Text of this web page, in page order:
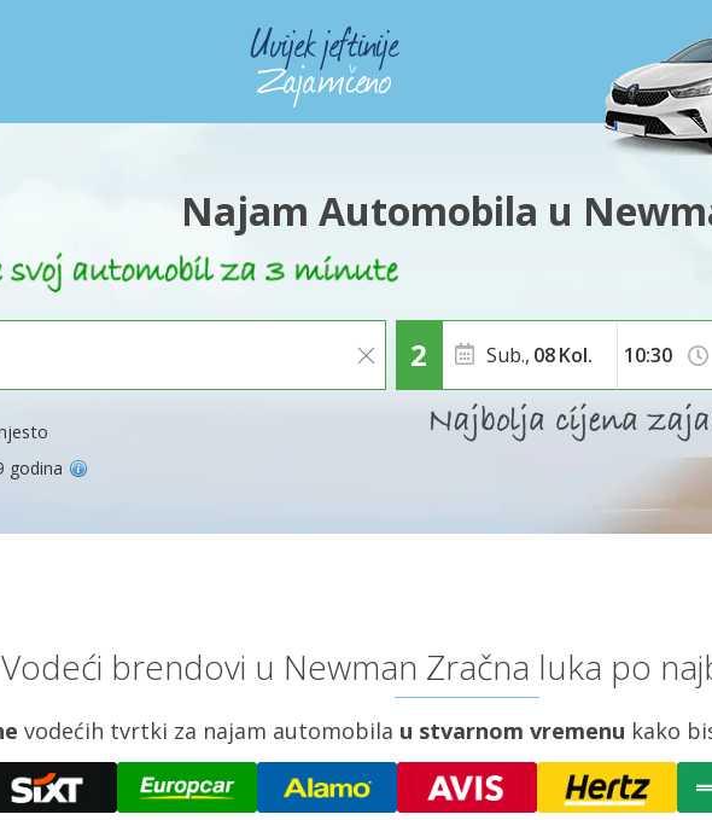
Najam Automobila u
Sub., 08Kol.
godina
Vodeći brendovi u Newman Zračna luka po
vodećih tvrtki za najam automobila u stvarnom vremenu kako